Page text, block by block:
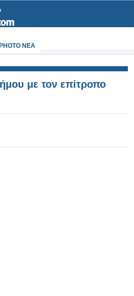
PHOTO NEA
με τον επίτροπο